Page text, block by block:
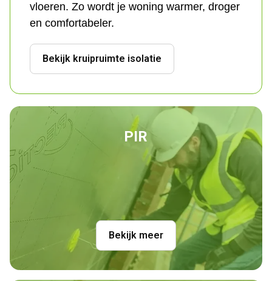
vloeren. Zo wordt je woning warmer, droger
en comfortabeler.
Bekijk kruipruimte isolatie
PIR
Bekijk meer